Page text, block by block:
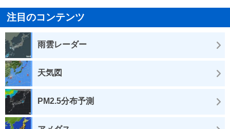
注目のコンテンツ
雨雲レーダー
天気図
PM2.5分布予測